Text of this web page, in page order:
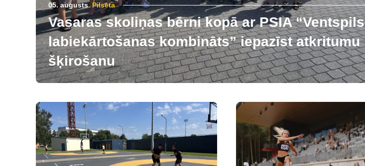
05. augusts Pilsēta
Vasaras skoliņas bērni kopā ar PSIA “Ventspils
labiekārtošanas kombināts” iepazīst atkritumu
šķirošanu